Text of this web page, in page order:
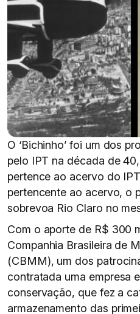
O ‘Bichinho’ foi um dos
pelo IPT na década de
pertence ao acervo do
pertencente ao acervo, o
sobrevoa Rio Claro no
Com o aporte de R$ 300
Companhia Brasileira de
(CBMM), um dos
contratada uma empresa
conservação, que fez a
armazenamento das